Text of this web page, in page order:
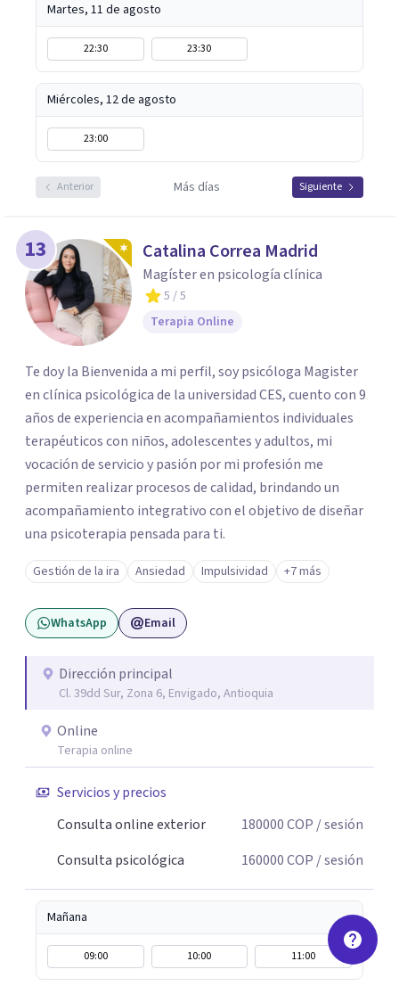
Martes, 11 de agosto
22:30 23:30
Miércoles, 12 de agosto
23:00
Anterior Más días Siguiente
13 Catalina Correa Madrid
Magíster en psicología clínica
5 / 5
Terapia Online
Te doy la Bienvenida a mi perfil, soy psicóloga Magister
en clínica psicológica de la universidad CES, cuento con 9
años de experiencia en acompañamientos individuales
terapéuticos con niños, adolescentes y adultos, mi
vocación de servicio y pasión por mi profesión me
permiten realizar procesos de calidad, brindando un
acompañamiento integrativo con el objetivo de diseñar
una psicoterapia pensada para ti.
Gestión de la ira Ansiedad Impulsividad +7 más
WhatsApp Email
Dirección principal
Cl. 39dd Sur, Zona 6, Envigado, Antioquia
Online
Terapia online
Servicios y precios
Consulta online exterior
180000COP / sesión
Consulta psicológica
160000COP / sesión
Mañana
09:00 10:00 11:00